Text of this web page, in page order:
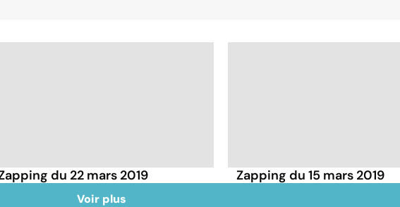
du 22 mars 2019 Zapping du 15 mars 2019
Voir plus